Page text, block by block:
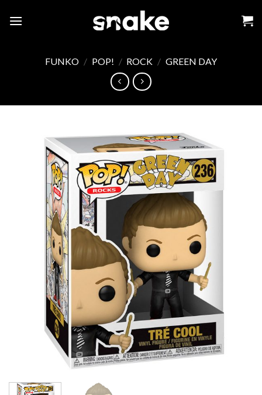
FUNKO / POP! / ROCK / GREEN DAY